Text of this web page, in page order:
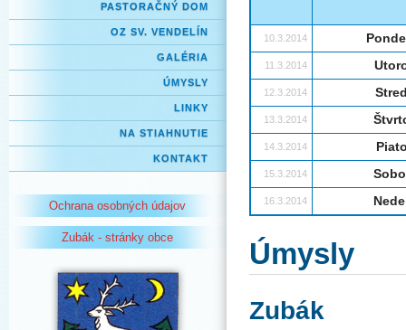
PASTORAČNÝ DOM
OZ SV. VENDELÍN
GALÉRIA
ÚMYSLY
LINKY
NA STIAHNUTIE
KONTAKT
Ochrana osobných údajov
Zubák - stránky obce
10.3.2014
11.3.2014
12.3.2014
13.3.2014
14.3.2014
15.3.2014
16.3.2014
Úmysly
Zubák